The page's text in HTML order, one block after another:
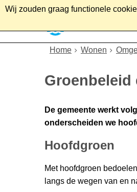
Wij zouden graag functionele
Home Wonen
De gemeente werkt
onderscheiden we
Hoofdgroen
Met hoofdgroen
langs de wegen van en